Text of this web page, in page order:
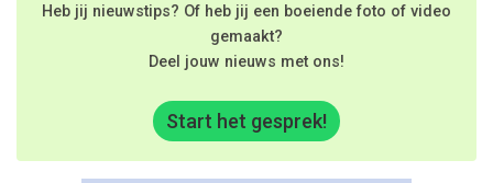
Heb jij nieuwstips? Of heb jij een boeiende foto of video
gemaakt?
Deel jouw nieuws met ons!
Start het gesprek!